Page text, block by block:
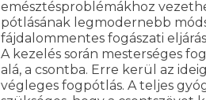
emésztésproblémákhoz
pótlásának legmodernebb
fájdalommentes fogászati
A kezelés során mesterséges
alá, a csontba. Erre kerül az
végleges fogpótlás. A teljes